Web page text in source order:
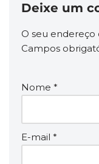
Deixe um
O seu endereço
Campos
Nome *
E-mail *